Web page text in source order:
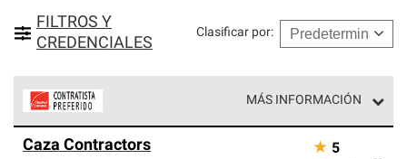
FILTROS Y
CREDENCIALES
Clasificar por:
MÁS INFORMACIÓN
parte de una red exclusiva de profesionales de techos
Caza Contractors ★ 5